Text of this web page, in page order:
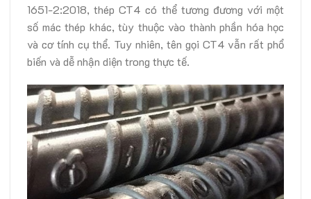
1651-2:2018, thép CT4 có thể tương đương với một
số mác thép khác, tùy thuộc vào thành phần hóa học
và cơ tính cụ thể. Tuy nhiên, tên gọi CT4 vẫn rất phổ
biến và dễ nhận diện trong thực tế.